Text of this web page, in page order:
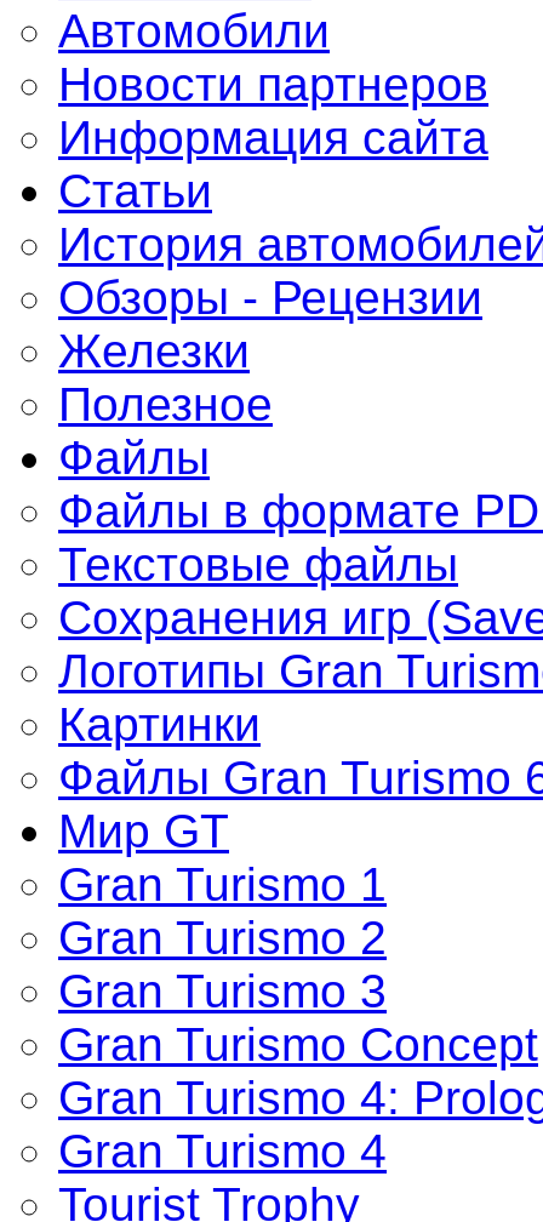
Автомобили
Новости партнеров
Информация сайта
Статьи
История
Обзоры - Рецензии
Железки
Полезное
Файлы
Файлы в формате
Текстовые файлы
Сохранения игр
Логотипы Gran
Картинки
Файлы Gran Turismo
Мир GT
Gran Turismo 1
Gran Turismo 2
Gran Turismo 3
Gran Turismo Concept
Gran Turismo 4:
Gran Turismo 4
Tourist Trophy